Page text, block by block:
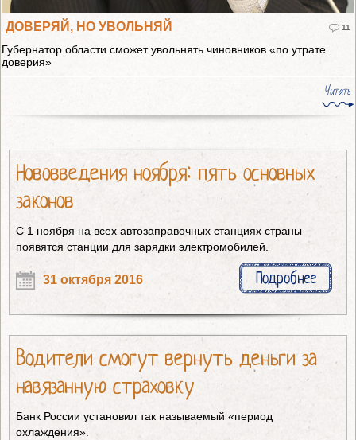
ДОВЕРЯЙ, НО УВОЛЬНЯЙ 11
Губернатор области сможет увольнять чиновников «по утрате
доверия»
Читать
Нововведения ноября: пять основных
законов
С 1 ноября на всех автозаправочных станциях страны
появятся станции для зарядки электромобилей.
31 октября 2016 Подробнее
Водители смогут вернуть деньги за
навязанную страховку
Банк России установил так называемый «период
охлаждения».